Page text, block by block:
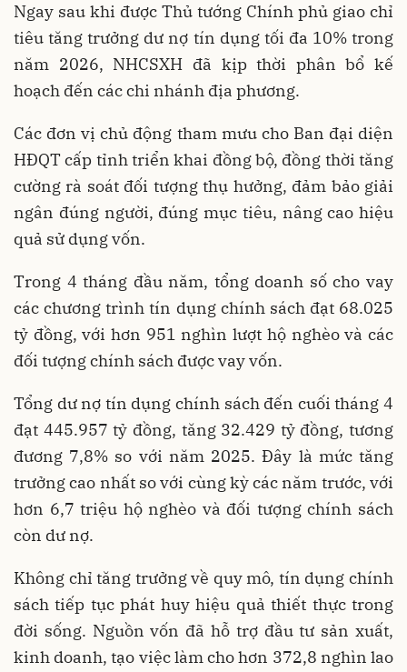
Ngay sau khi được Thủ tướng Chính phủ giao chỉ
tiêu tăng trưởng dư nợ tín dụng tối đa 10% trong
năm 2026, NHCSXH đã kịp thời phân bổ kế
hoạch đến các chi nhánh địa phương.
Các đơn vị chủ động tham mưu cho Ban đại diện
HĐQT cấp tỉnh triển khai đồng bộ, đồng thời tăng
cường rà soát đối tượng thụ hưởng, đảm bảo giải
ngân đúng người, đúng mục tiêu, nâng cao hiệu
quả sử dụng vốn.
Trong 4 tháng đầu năm, tổng doanh số cho vay
các chương trình tín dụng chính sách đạt 68.025
tỷ đồng, với hơn 951 nghìn lượt hộ nghèo và các
đối tượng chính sách được vay vốn.
Tổng dư nợ tín dụng chính sách đến cuối tháng 4
đạt 445.957 tỷ đồng, tăng 32.429 tỷ đồng, tương
đương 7,8% so với năm 2025. Đây là mức tăng
trưởng cao nhất so với cùng kỳ các năm trước, với
hơn 6,7 triệu hộ nghèo và đối tượng chính sách
còn dư nợ.
Không chỉ tăng trưởng về quy mô, tín dụng chính
sách tiếp tục phát huy hiệu quả thiết thực trong
đời sống. Nguồn vốn đã hỗ trợ đầu tư sản xuất,
kinh doanh, tạo việc làm cho hơn 372,8 nghìn lao